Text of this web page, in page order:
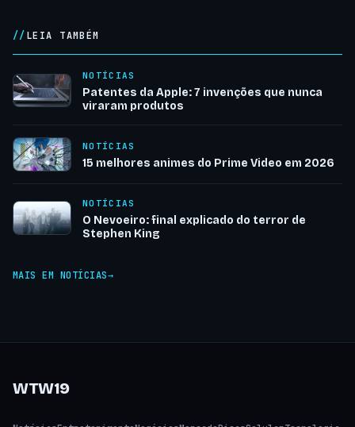
LEIA TAMBÉM
NOTÍCIAS
Patentes da Apple: 7 invenções que nunca
viraram produtos
NOTÍCIAS
15 melhores animes do Prime Video em 2026
NOTÍCIAS
O Nevoeiro: final explicado do terror de
Stephen King
MAIS EM NOTÍCIAS
WTW19